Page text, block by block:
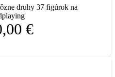
druhy 37 figúrok na
€